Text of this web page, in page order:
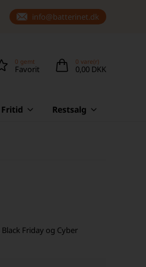
info@batterinet.dk
0 gemt
Favorit
0 vare(r)
0,00 DKK
Restsalg
Friday og Cyber